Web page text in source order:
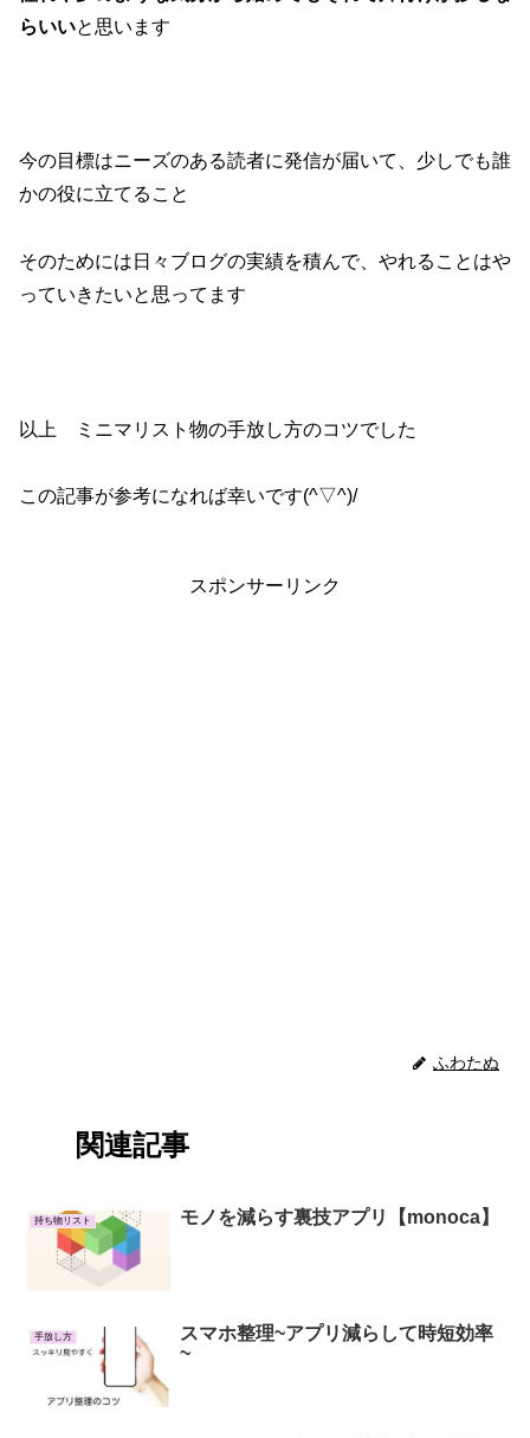
らいいと思います
今の目標はニーズのある読者に発信が届いて、少しでも誰
かの役に立てること
そのためには日々ブログの実績を積んで、やれることはや
っていきたいと思ってます
以上 ミニマリスト物の手放し方のコツでした
この記事が参考になれば幸いです(^▽^)/
スポンサーリンク
ふわたぬ
関連記事
持ち物リスト モノを減らす裏技アプリ【monoca】
手放し方
スマホ整理~アプリ減らして時短効率
~